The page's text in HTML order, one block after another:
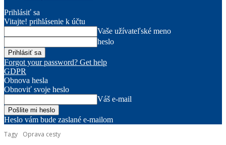
Prihlásiť sa
Vitajte! prihlásenie k účtu
Vaše užívateľské meno
heslo
Forgot your password? Get help
GDPR
Obnova hesla
Obnoviť svoje heslo
Váš e-mail
Heslo vám bude zaslané e-mailom
Tagy
Oprava cesty